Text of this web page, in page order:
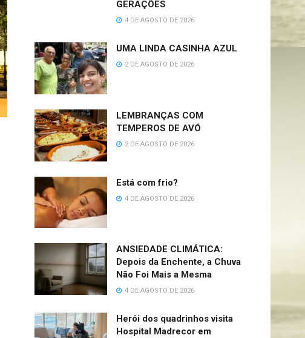
GERAÇÕES
4 DE AGOSTO DE 2026
UMA LINDA CASINHA AZUL
2 DE AGOSTO DE 2026
LEMBRANÇAS COM
TEMPEROS DE AVÓ
2 DE AGOSTO DE 2026
Está com frio?
4 DE AGOSTO DE 2026
ANSIEDADE CLIMÁTICA:
Depois da Enchente, a Chuva
Não Foi Mais a Mesma
4 DE AGOSTO DE 2026
Herói dos quadrinhos visita
Hospital Madrecor em